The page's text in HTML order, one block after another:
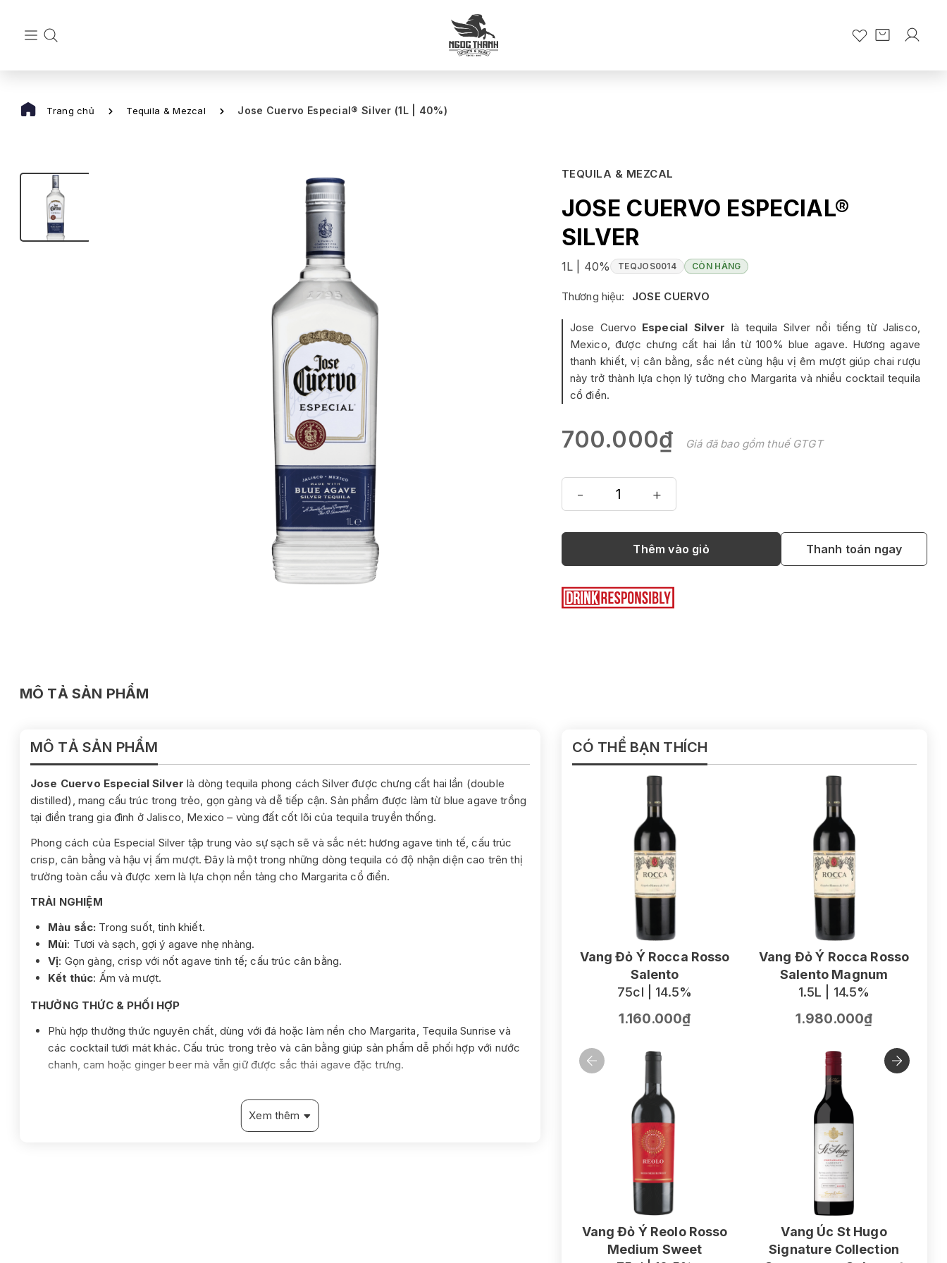
Trang chủ Tequila & Mezcal Jose Cuervo Especial® Silver (1L | 40%)
TEQUILA & MEZCAL
JOSE CUERVO ESPECIAL®
SILVER
1L | 40% TEQJOS0014 CÒN HÀNG
Thương hiệu: JOSE CUERVO
Jose Cuervo Especial Silver là tequila Silver nổi tiếng từ Jalisco,
Mexico, được chưng cất hai lần từ 100% blue agave. Hương agave
thanh khiết, vị cân bằng, sắc nét cùng hậu vị êm mượt giúp chai rượu
này trở thành lựa chọn lý tưởng cho Margarita và nhiều cocktail tequila
cổ điển.
700.000₫ Giá đã bao gồm thuế GTGT
- +
Thêm vào giỏ Thanh toán ngay
MÔ TẢ SẢN PHẨM
MÔ TẢ SẢN PHẨM
Jose Cuervo Especial Silver là dòng tequila phong cách Silver được chưng cất hai lần (double
distilled), mang cấu trúc trong trẻo, gọn gàng và dễ tiếp cận. Sản phẩm được làm từ blue agave trồng
tại điền trang gia đình ở Jalisco, Mexico – vùng đất cốt lõi của tequila truyền thống.
Phong cách của Especial Silver tập trung vào sự sạch sẽ và sắc nét: hương agave tinh tế, cấu trúc
crisp, cân bằng và hậu vị ấm mượt. Đây là một trong những dòng tequila có độ nhận diện cao trên thị
trường toàn cầu và được xem là lựa chọn nền tảng cho Margarita cổ điển.
TRẢI NGHIỆM
Màu sắc: Trong suốt, tinh khiết.
Mùi: Tươi và sạch, gợi ý agave nhẹ nhàng.
Vị: Gọn gàng, crisp với nốt agave tinh tế; cấu trúc cân bằng.
Kết thúc: Ấm và mượt.
THƯỞNG THỨC & PHỐI HỢP
Phù hợp thưởng thức nguyên chất, dùng với đá hoặc làm nền cho Margarita, Tequila Sunrise và
các cocktail tươi mát khác. Cấu trúc trong trẻo và cân bằng giúp sản phẩm dễ phối hợp với nước
chanh, cam hoặc ginger beer mà vẫn giữ được sắc thái agave đặc trưng.
Xem thêm
CÓ THỂ BẠN THÍCH
Vang Đỏ Ý Rocca Rosso
Salento
75cl | 14.5%
1.160.000₫
Vang Đỏ Ý Rocca Rosso
Salento Magnum
1.5L | 14.5%
1.980.000₫
Vang Đỏ Ý Reolo Rosso
Medium Sweet
Vang Úc St Hugo
Signature Collection